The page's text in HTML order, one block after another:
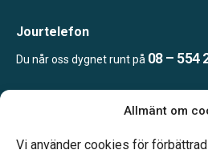
Allmänt om
Vi använder cookies för
Jourtelefon
Du når oss dygnet runt på 08 – 554
Mån & Ons: 13.30 – 16.30